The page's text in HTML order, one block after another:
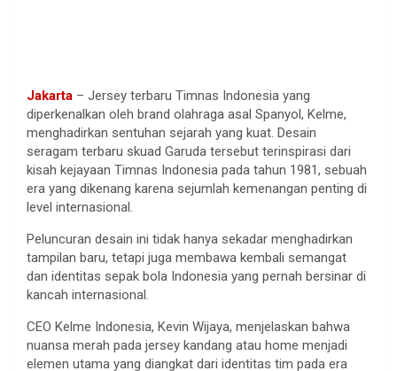
Jakarta – Jersey terbaru Timnas Indonesia yang
diperkenalkan oleh brand olahraga asal Spanyol, Kelme,
menghadirkan sentuhan sejarah yang kuat. Desain
seragam terbaru skuad Garuda tersebut terinspirasi dari
kisah kejayaan Timnas Indonesia pada tahun 1981, sebuah
era yang dikenang karena sejumlah kemenangan penting di
level internasional.
Peluncuran desain ini tidak hanya sekadar menghadirkan
tampilan baru, tetapi juga membawa kembali semangat
dan identitas sepak bola Indonesia yang pernah bersinar di
kancah internasional.
CEO Kelme Indonesia, Kevin Wijaya, menjelaskan bahwa
nuansa merah pada jersey kandang atau home menjadi
elemen utama yang diangkat dari identitas tim pada era